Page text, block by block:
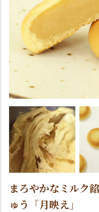
まろやかなミルク
ゅう「月映え」